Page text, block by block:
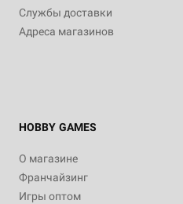
Службы доставки
Адреса магазинов
HOBBY GAMES
О магазине
Франчайзинг
Игры оптом